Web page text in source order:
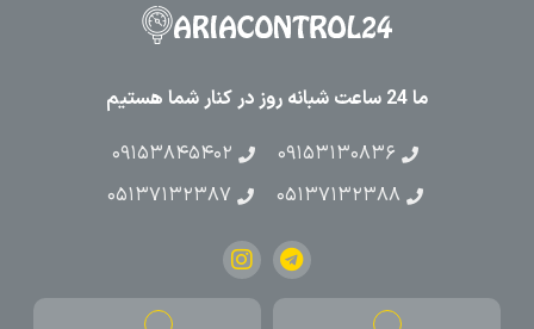
ما 24 ساعت شبانه روز در کنار شما هستیم
۰۹۱۵۳۱۳۰۸۳۶
۰۹۱۵۳۸۴۵۴۰۲
۰۵۱۳۷۱۳۲۳۸۸
۰۵۱۳۷۱۳۲۳۸۷